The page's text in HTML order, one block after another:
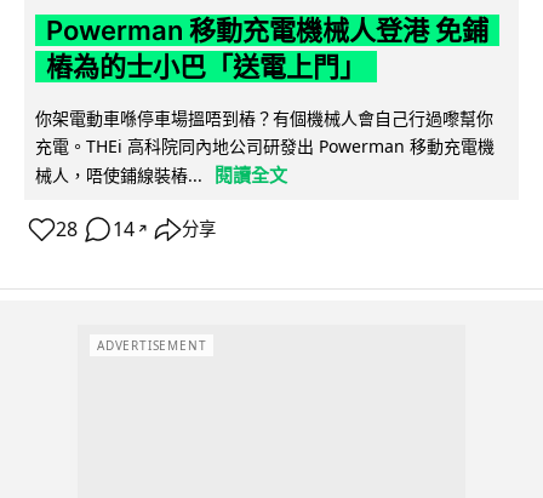
Powerman 移動充電機械人登港 免鋪
樁為的士小巴「送電上門」
你架電動車喺停車場搵唔到樁？有個機械人會自己行過嚟幫你
充電。THEi 高科院同內地公司研發出 Powerman 移動充電機
械人，唔使鋪線裝樁...
閱讀全文
28 14 ↗ 分享
ADVERTISEMENT